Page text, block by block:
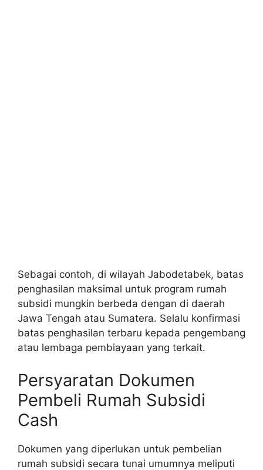
Sebagai contoh, di wilayah Jabodetabek, batas
penghasilan maksimal untuk program rumah
subsidi mungkin berbeda dengan di daerah
Jawa Tengah atau Sumatera. Selalu konfirmasi
batas penghasilan terbaru kepada pengembang
atau lembaga pembiayaan yang terkait.
Persyaratan Dokumen
Pembeli Rumah Subsidi
Cash
Dokumen yang diperlukan untuk pembelian
rumah subsidi secara tunai umumnya meliputi